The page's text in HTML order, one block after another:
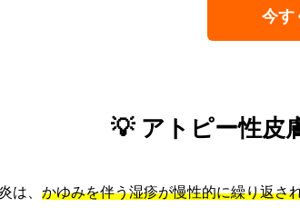
今す
💡 アトピー性皮
は、 かゆみを伴う湿疹が慢性的に繰り返さ